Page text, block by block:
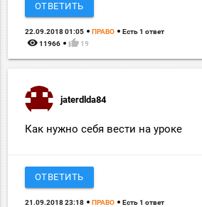
ОТВЕТИТЬ
22.09.2018 01:05 ПРАВО Есть 1 ответ
remove_red_eye 11966 thumb_up 19
jaterdlda84
Как нужно себя вести на уроке
ОТВЕТИТЬ
21.09.2018 23:18 ПРАВО Есть 1 ответ